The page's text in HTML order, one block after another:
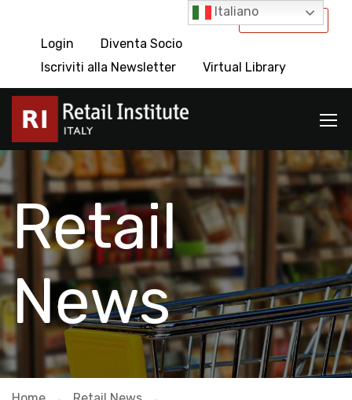
International
Login
Diventa Socio
Iscriviti alla Newsletter
Virtual Library
Retail
News
Italiano